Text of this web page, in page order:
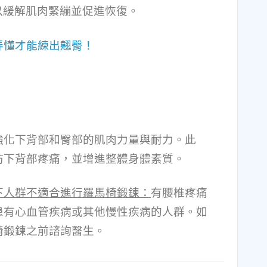
解肌肉緊繃並促進恢復。
才能練出翹臀！
下背部和臀部的肌肉力量與耐力。此
背部疼痛，並增進整體身體素質。
群不適合進行羅馬椅鍛鍊： 有腰椎疼痛
心血管疾病或其他慢性疾病的人群。如
鍊之前諮詢醫生。